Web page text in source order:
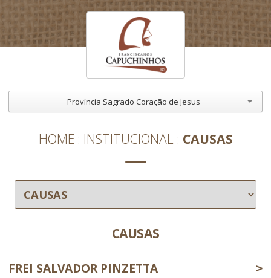
Província Sagrado Coração de Jesus
HOME INSTITUCIONAL CAUSAS
CAUSAS
FREI SALVADOR PINZETTA